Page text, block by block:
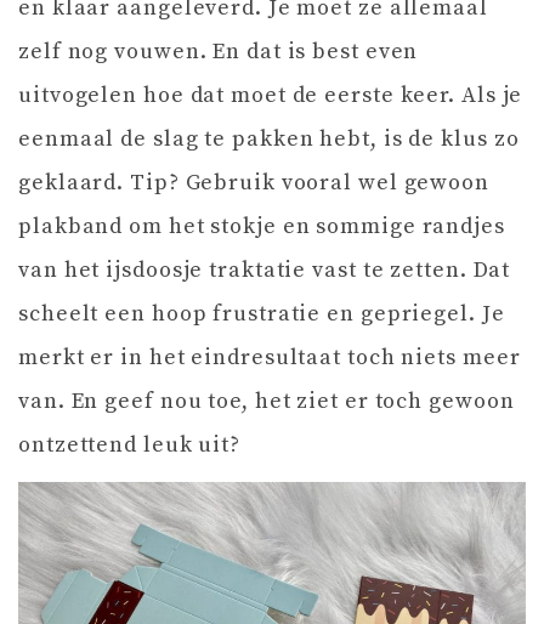
en klaar aangeleverd. Je moet ze allemaal
zelf nog vouwen. En dat is best even
uitvogelen hoe dat moet de eerste keer. Als je
eenmaal de slag te pakken hebt, is de klus zo
geklaard. Tip? Gebruik vooral wel gewoon
plakband om het stokje en sommige randjes
van het ijsdoosje traktatie vast te zetten. Dat
scheelt een hoop frustratie en gepriegel. Je
merkt er in het eindresultaat toch niets meer
van. En geef nou toe, het ziet er toch gewoon
ontzettend leuk uit?